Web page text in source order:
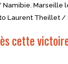
Marseille
Laurent Theillet /
cette